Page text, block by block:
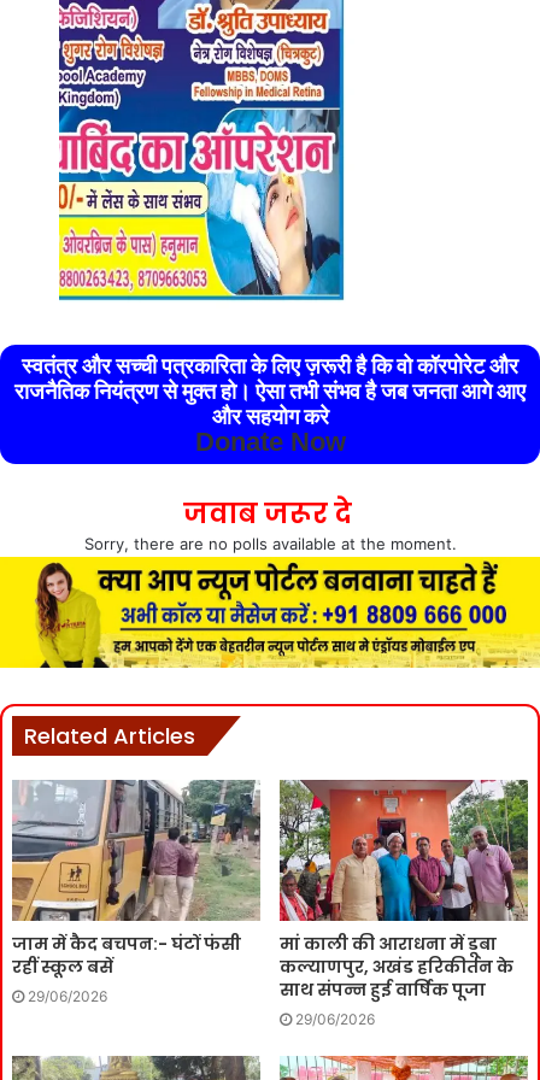
स्वतंत्र और सच्ची पत्रकारिता के लिए ज़रूरी है कि वो कॉरपोरेट और
राजनैतिक नियंत्रण से मुक्त हो। ऐसा तभी संभव है जब जनता आगे आए
और सहयोग करे
Donate Now
जवाब जरूर दे
Sorry, there are no polls available at the moment.
Related Articles
जाम में कैद बचपन:- घंटों फंसी
रहीं स्कूल बसें
29/06/2026
मां काली की आराधना में डूबा
कल्याणपुर, अखंड हरिकीर्तन के
साथ संपन्न हुई वार्षिक पूजा
29/06/2026